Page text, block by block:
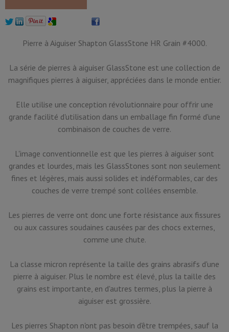
Pierre à Aiguiser Shapton GlassStone HR Grain #4000.
La série de pierres à aiguiser GlassStone est une collection de
magnifiques pierres à aiguiser, appréciées dans le monde entier.
Elle utilise une conception révolutionnaire pour offrir une
grande facilité d'utilisation dans un emballage fin formé d'une
combinaison de couches de verre.
L'image conventionnelle est que les pierres à aiguiser sont
grandes et lourdes, mais les GlassStones sont non seulement
fines et légères, mais aussi solides et indéformables, car des
couches de verre trempé sont collées ensemble.
Les pierres de verre ont donc une forte résistance aux fissures
ou aux cassures soudaines causées par des chocs externes,
comme une chute.
La classe micron représente la taille des grains abrasifs d'une
pierre à aiguiser. Plus le nombre est élevé, plus la taille des
grains est importante, en d'autres termes, plus la pierre à
aiguiser est grossière.
Les pierres Shapton n'ont pas besoin d'être trempées, sauf la